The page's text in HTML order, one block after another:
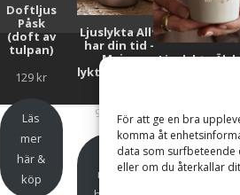
För att ge en bra
komma åt
data som surfbeteende
eller om du återkallar
Doftljus
Påsk
(doft av
tulpan)
129 kr
Läs
mer
här &
köp
Ljuslykta Allt
har din tid -
Majas
lyktor/Suicide
99
kr
mer
Ljuslykta
99kr
Läs